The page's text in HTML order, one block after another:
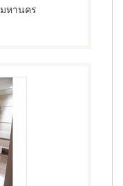
หานคร